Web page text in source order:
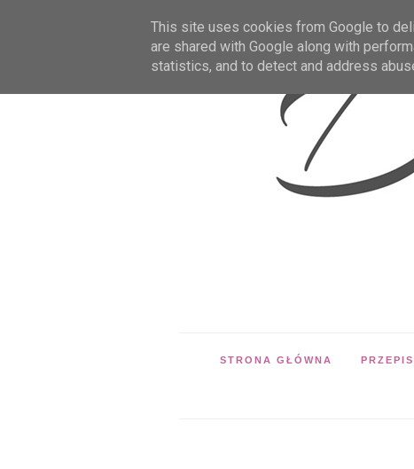
STRONA GŁÓWNA
This site uses cookies from Google to
are shared with Google along with
statistics, and to detect and address